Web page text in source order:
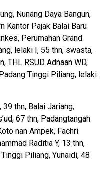
Nunang Daya Bangun,
Kantor Pajak Balai Baru
Perumahan Grand
lelaki I, 55 thn, swasta,
THL RSUD Adnaan WD,
Tinggi Piliang, lelaki
thn, Balai Jariang,
67 thn, Padangtangah
nan Ampek, Fachri
Raditia Y, 13 thn,
Piliang, Yunaidi, 48